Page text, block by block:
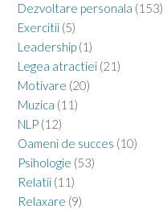
Dezvoltare personala (153)
Exercitii (5)
Leadership (1)
Legea atractiei (21)
Motivare (20)
Muzica (11)
NLP (12)
Oameni de succes (10)
Psihologie (53)
Relatii (11)
Relaxare (9)